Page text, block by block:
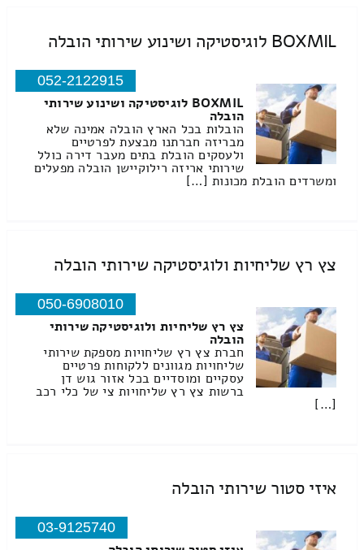
BOXMIL לוגיסטיקה ושינוע שירותי הובלה
052-2122915
BOXMIL לוגיסטיקה ושינוע שירותי
הובלה
הובלות בכל הארץ הובלה אמינה שלא
מבריזה חברתנו מבצעת לפרטיים
ולעסקים הובלת בתים מעבר דירה כולל
שירותי אריזה רילוקיישן הובלה מפעלים
ומשרדים הובלת מכונות […]
צץ רץ שליחיות ולוגיסטיקה שירותי הובלה
050-6908010
צץ רץ שליחיות ולוגיסטיקה שירותי
הובלה
חברת צץ רץ שליחויות מספקת שירותי
שליחויות מגוונים ללקוחות פרטיים
עסקיים ומוסדיים בכל אזור גוש דן
ברשות צץ רץ שליחויות צי של כלי רכב
[…]
איזי סטור שירותי הובלה
03-9125740